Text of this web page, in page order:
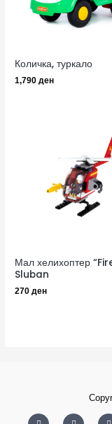
Количка, туркало
1,790ден
Мал хелихоптер
Sluban
270ден
a
n
o